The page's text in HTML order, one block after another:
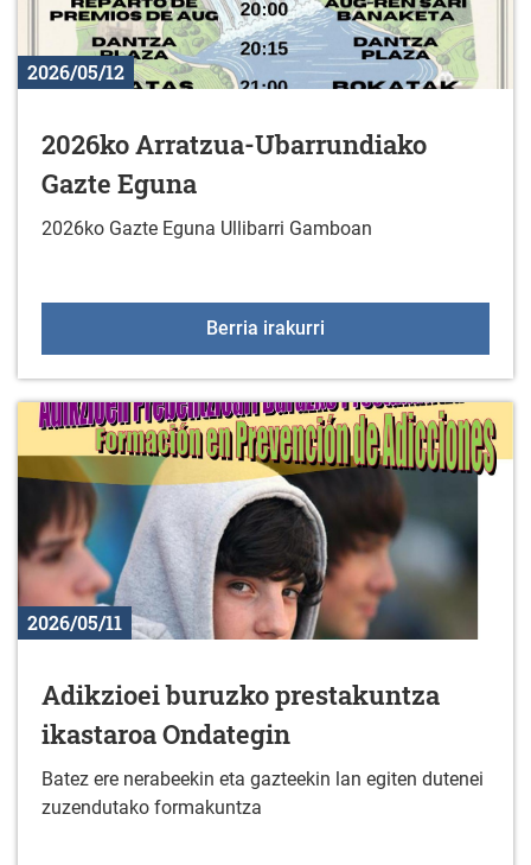
2026/05/12
2026ko Arratzua-Ubarrundiako
Gazte Eguna
2026ko Gazte Eguna Ullibarri Gamboan
Berria irakurri
2026/05/11
Adikzioei buruzko prestakuntza
ikastaroa Ondategin
Batez ere nerabeekin eta gazteekin lan egiten dutenei
zuzendutako formakuntza